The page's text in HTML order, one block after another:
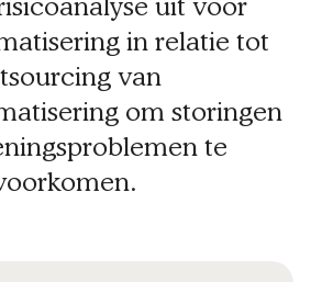
in relatie tot
van
om storingen
te